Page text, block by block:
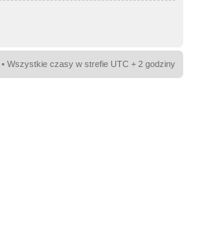
• Wszystkie czasy w strefie UTC + 2 godziny